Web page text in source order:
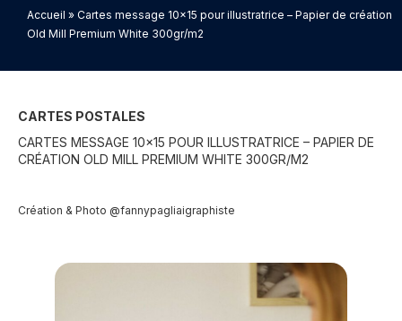
Accueil » Cartes message 10×15 pour illustratrice – Papier de création
Old Mill Premium White 300gr/m2
CARTES POSTALES
CARTES MESSAGE 10×15 POUR ILLUSTRATRICE – PAPIER DE
CRÉATION OLD MILL PREMIUM WHITE 300GR/M2
Création & Photo @fannypagliaigraphiste